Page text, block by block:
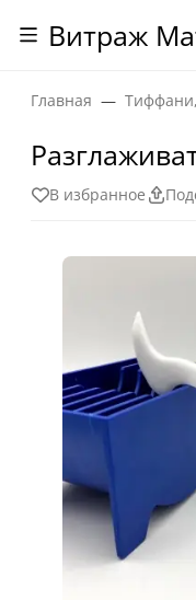
Витраж
Главная
В избранное